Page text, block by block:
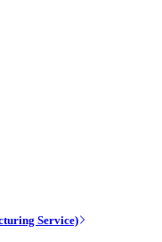
Service)